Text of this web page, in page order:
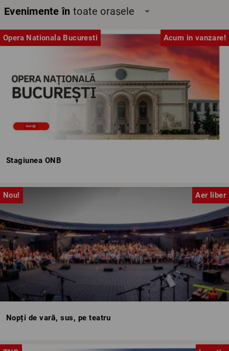
Evenimente în toate orașele arrow_drop_down
Opera Nationala Bucuresti Acum in vanzare!
Stagiunea ONB
Nou! Aer liber
Nopți de vară, sus, pe teatru